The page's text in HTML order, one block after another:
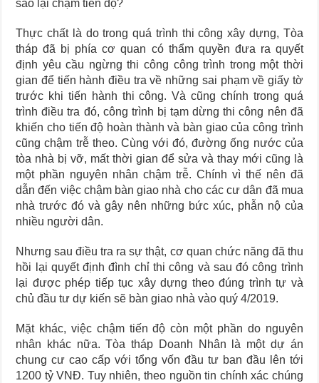
sao lại chậm tiến độ?
Thực chất là do trong quá trình thi công xây dựng, Tòa
tháp đã bị phía cơ quan có thẩm quyền đưa ra quyết
định yêu cầu ngừng thi công công trình trong một thời
gian để tiến hành điều tra về những sai phạm về giấy tờ
trước khi tiến hành thi công. Và cũng chính trong quá
trình điều tra đó, công trình bị tạm dừng thi công nên đã
khiến cho tiến độ hoàn thành và bàn giao của công trình
cũng chậm trễ theo. Cùng với đó, đường ống nước của
tòa nhà bị vỡ, mất thời gian để sửa và thay mới cũng là
một phần nguyên nhân chậm trễ. Chính vì thế nên đã
dẫn đến việc chậm bàn giao nhà cho các cư dân đã mua
nhà trước đó và gây nên những bức xúc, phẫn nộ của
nhiều người dân.
Nhưng sau điều tra ra sự thật, cơ quan chức năng đã thu
hồi lại quyết định đình chỉ thi công và sau đó công trình
lại được phép tiếp tục xây dựng theo đúng trình tự và
chủ đầu tư dự kiến sẽ bàn giao nhà vào quý 4/2019.
Mặt khác, việc chậm tiến độ còn một phần do nguyên
nhân khác nữa. Tòa tháp Doanh Nhân là một dự án
chung cư cao cấp với tổng vốn đầu tư ban đầu lên tới
1200 tỷ VNĐ. Tuy nhiên, theo nguồn tin chính xác chúng